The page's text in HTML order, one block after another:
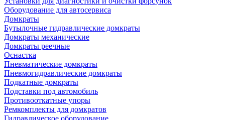
Оборудование для автосервиса
Домкраты
Бутылочные гидравлические домкраты
Домкраты механические
Домкраты реечные
Оснастка
Пневматические домкраты
Пневмогидравлические домкраты
Подкатные домкраты
Подставки под автомобиль
Противооткатные упоры
Ремкомплекты для домкратов
Гидравлическое оборудование